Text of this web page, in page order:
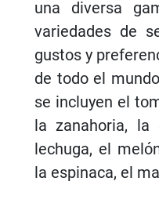
una diversa
variedades de
gustos y
de todo el
se incluyen el
la zanahoria, la
lechuga, el
la espinaca, el